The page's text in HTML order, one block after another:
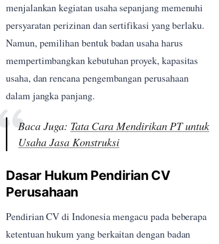
menjalankan kegiatan usaha sepanjang memenuhi
persyaratan perizinan dan sertifikasi yang berlaku.
Namun, pemilihan bentuk badan usaha harus
mempertimbangkan kebutuhan proyek, kapasitas
usaha, dan rencana pengembangan perusahaan
dalam jangka panjang.
Baca Juga: Tata Cara Mendirikan PT untuk
Usaha Jasa Konstruksi
Dasar Hukum Pendirian CV
Perusahaan
Pendirian CV di Indonesia mengacu pada beberapa
ketentuan hukum yang berkaitan dengan badan